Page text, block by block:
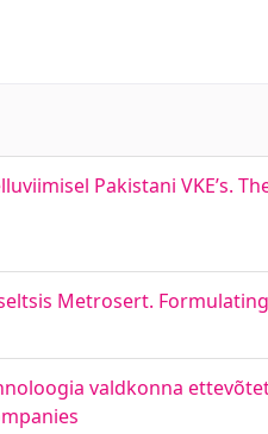
Pakistani VKE’s.
Metrosert.
valdkonna